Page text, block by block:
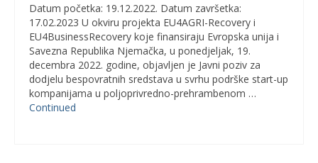
Datum početka: 19.12.2022. Datum završetka:
17.02.2023 U okviru projekta EU4AGRI-Recovery i
EU4BusinessRecovery koje finansiraju Evropska unija i
Savezna Republika Njemačka, u ponedjeljak, 19.
decembra 2022. godine, objavljen je Javni poziv za
dodjelu bespovratnih sredstava u svrhu podrške start-up
kompanijama u poljoprivredno-prehrambenom …
Continued